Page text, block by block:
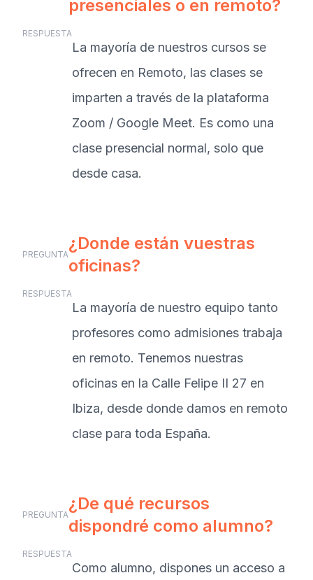
presenciales o en remoto?
RESPUESTA
La mayoría de nuestros cursos se
ofrecen en Remoto, las clases se
imparten a través de la plataforma
Zoom / Google Meet. Es como una
clase presencial normal, solo que
desde casa.
PREGUNTA
¿Donde están vuestras
oficinas?
RESPUESTA
La mayoría de nuestro equipo tanto
profesores como admisiones trabaja
en remoto. Tenemos nuestras
oficinas en la Calle Felipe II 27 en
Ibiza, desde donde damos en remoto
clase para toda España.
PREGUNTA
¿De qué recursos
dispondré como alumno?
RESPUESTA
Como alumno, dispones un acceso a